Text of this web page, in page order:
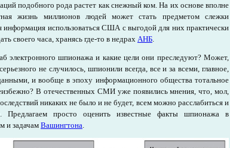
подобного рода растет как снежный ком. На их основе вполне
жизнь миллионов людей может стать предметом слежки
информация использоваться США с выгодой для них практически
своего часа, хранясь где-то в недрах АНБ.
электронного шпионажа и какие цели они преследуют? Может,
не случилось, шпионили всегда, все и за всеми, главное,
и вообще в эпоху информационного общества тотальное
В отечественных СМИ уже появились мнения, что, мол,
никаких не было и не будет, всем можно расслабиться и
Предлагаем просто оценить известные факты шпионажа в
и задачамВашингтона.